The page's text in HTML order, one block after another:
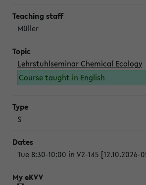
Müller
Lehrstuhlseminar Chemical Ecology
Course taught in English
S
Tue 8:30-10:00 in V2-145 [12.10.2026-